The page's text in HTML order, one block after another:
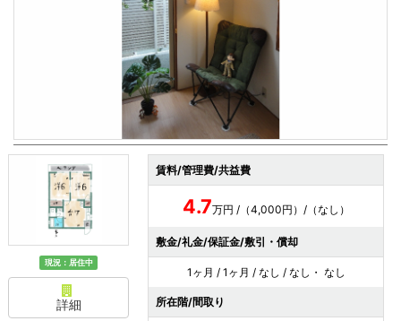
現況：居住中
詳細
賃料/管理費/共益費
4.7万円 /（4,000円）/（なし）
敷金/礼金/保証金/敷引・償却
1ヶ月 / 1ヶ月 / なし / なし・ なし
所在階/間取り